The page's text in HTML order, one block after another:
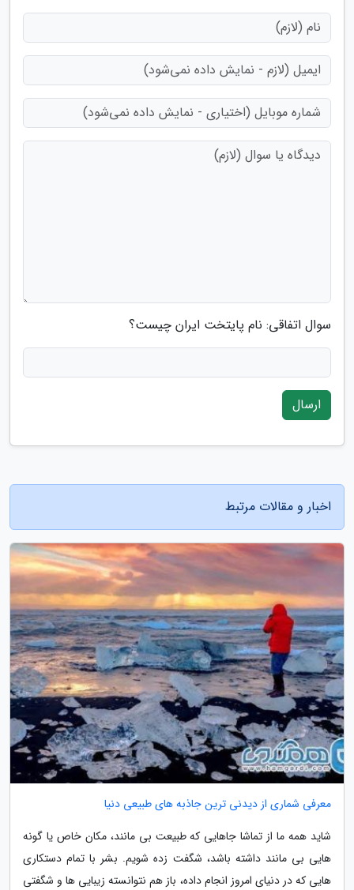
سوال اتفاقی: نام پایتخت ایران چیست؟
ارسال
اخبار و مقالات مرتبط
معرفی شماری از دیدنی ترین جاذبه های طبیعی دنیا
شاید همه ما از تماشا جاهایی که طبیعت بی مانند، مکان خاص یا گونه
هایی بی مانند داشته باشد، شگفت زده شویم. بشر با تمام دستکاری
هایی که در دنیای امروز انجام داده، باز هم نتوانسته زیبایی ها و شگفتی